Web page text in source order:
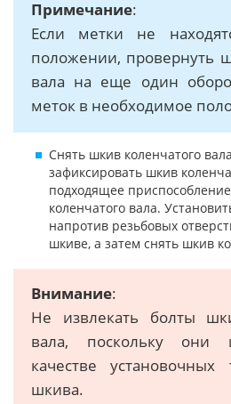
Примечание:
Если метки не
положении, провернуть
вала на еще один
меток в необходимое
Снять шкив коленчатого
зафиксировать шкив
подходящее
коленчатого вала.
напротив резьбовых
шкиве, а затем снять шкив
Внимание:
Не извлекать болты
вала, поскольку они
качестве
шкива.